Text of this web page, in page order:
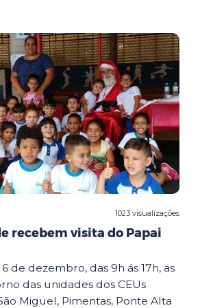
1023 visualizações
recebem visita do Papai
de dezembro, das 9h ás 17h, as
das unidades dos CEUs
Miguel, Pimentas, Ponte Alta